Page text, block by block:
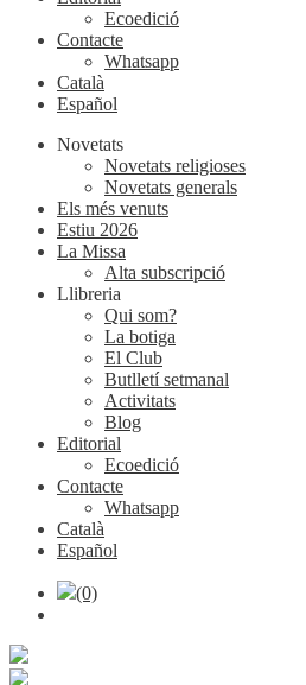
Ecoedició
Contacte
Whatsapp
Català
Español
Novetats
Novetats religioses
Novetats generals
Els més venuts
Estiu 2026
La Missa
Alta subscripció
Llibreria
Qui som?
La botiga
El Club
Butlletí setmanal
Activitats
Blog
Editorial
Ecoedició
Contacte
Whatsapp
Català
Español
(0)